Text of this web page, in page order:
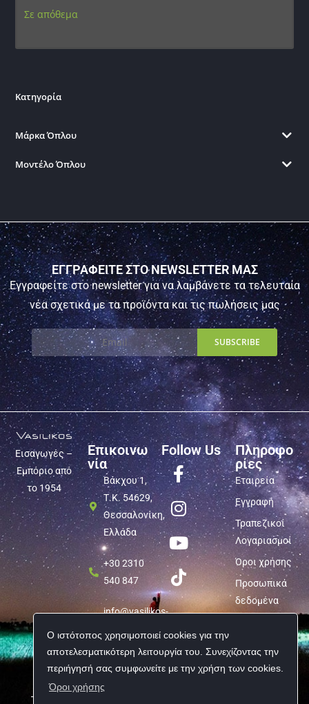
Ο ιστότοπος χρησιμοποιεί cookies για την
αποτελεσματικότερη λειτουργία του. Συνεχίζοντας την
περιήγησή σας συμφωνείτε με την χρήση των cookies.
Όροι χρήσης
Σε απόθεμα
Κατηγορία
Μάρκα Όπλου
Μοντέλο Όπλου
ΕΓΓΡΑΦΕΙΤΕ ΣΤΟ NEWSLETTER ΜΑΣ
Εγγραφείτε στο newsletter για να λαμβάνετε τα τελευταία
νέα σχετικά με τα προϊόντα και τις πωλήσεις μας
Εισαγωγές –
Εμπόριο από
το 1954
Επικοινω
νία
Βάκχου 1,
Τ.Κ. 54629,
Θεσσαλονίκη,
Ελλάδα
+30 2310
540 847
info@vasilikos-
Follow Us
Πληροφο
ρίες
Εταιρεία
Εγγραφή
Τραπεζικοί
Λογαριασμοί
Όροι χρήσης
Προσωπικά
δεδομένα